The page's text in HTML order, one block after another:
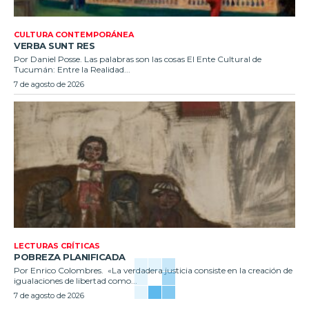
CULTURA CONTEMPORÁNEA
VERBA SUNT RES
Por Daniel Posse. Las palabras son las cosas El Ente Cultural de
Tucumán: Entre la Realidad...
7 de agosto de 2026
LECTURAS CRÍTICAS
POBREZA PLANIFICADA
Por Enrico Colombres. «La verdadera justicia consiste en la creación de
igualaciones de libertad como...
7 de agosto de 2026